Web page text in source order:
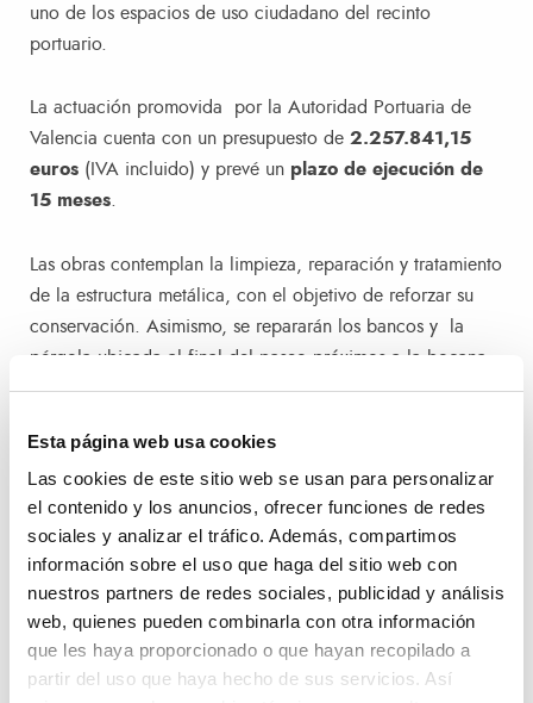
Esta página web usa cookies
Las cookies de este sitio web se usan para personalizar
el contenido y los anuncios, ofrecer funciones de redes
sociales y analizar el tráfico. Además, compartimos
información sobre el uso que haga del sitio web con
nuestros partners de redes sociales, publicidad y análisis
web, quienes pueden combinarla con otra información
que les haya proporcionado o que hayan recopilado a
partir del uso que haya hecho de sus servicios. Así
uno de los espacios de uso ciudadano del recinto
portuario.
La actuación promovida por la Autoridad Portuaria de
Valencia cuenta con un presupuesto de 2.257.841,15
euros (IVA incluido) y prevé un plazo de ejecución de
15 meses.
Las obras contemplan la limpieza, reparación y tratamiento
de la estructura metálica, con el objetivo de reforzar su
conservación. Asimismo, se repararán los bancos y la
pérgola ubicada al final del paseo próximos a la bocana
de acceso al puerto. También se mejorarán y reforzarán los
recorrido peatonal mejorando las escaleras de acceso y
las barandillas, así como la iluminación.
Conservación con criterios ambientalesLa licitación
incorpora además, condiciones especiales de ejecución
de carácter ambiental. Con el objetivo de fomentar el uso
de energías renovables, se evitará el empleo de
generadores eléctricos y compresores accionados por